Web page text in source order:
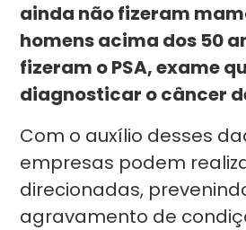
ainda não fizeram
homens acima dos 50
fizeram o PSA, exame
diagnosticar o câncer
Com o auxílio desses
empresas podem
direcionadas,
agravamento de